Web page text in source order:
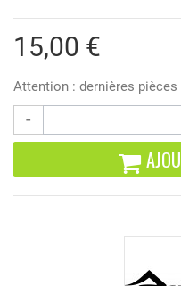
15,00 €
Attention : dernières
-